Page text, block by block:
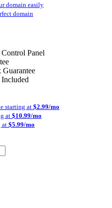
domain easily
domain
Panel
starting at $2.99/mo
at $10.99/mo
at $5.99/mo